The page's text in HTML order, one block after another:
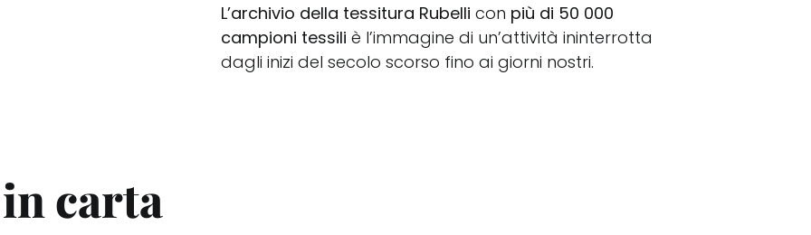
L’archivio della tessitura Rubelli con più di 50 000
campioni tessili è l’immagine di un’attività ininterrotta
dagli inizi del secolo scorso fino ai giorni nostri.
carta